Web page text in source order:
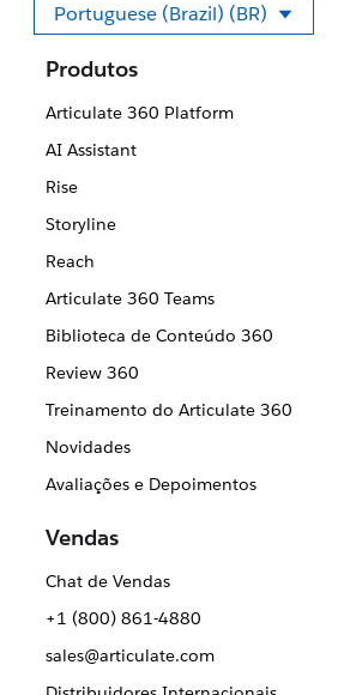
Portuguese (Brazil) (BR)
Selecione seu idioma
Produtos
Articulate 360 Platform
AI Assistant
Rise
Storyline
Reach
Articulate 360 Teams
Biblioteca de Conteúdo 360
Review 360
Treinamento do Articulate 360
Novidades
Avaliações e Depoimentos
Vendas
Chat de Vendas
+1 (800) 861-4880
sales@articulate.com